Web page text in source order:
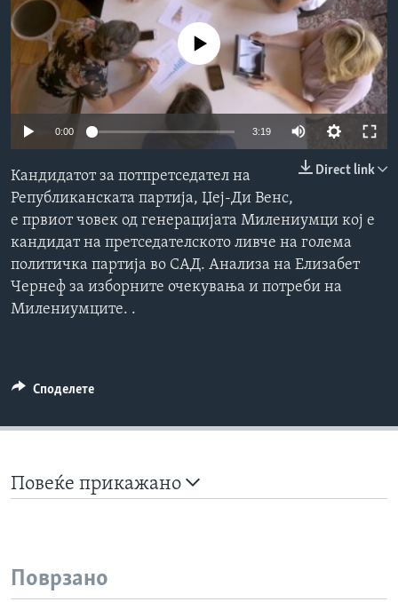
ИНТЕРВЈУА
Јазици
No media source currently available
0:00 3:19
Direct link
Кандидатот за потпретседател на
Републиканската партија, Џеј-Ди Венс,
е првиот човек од генерацијата Милениумци кој е
кандидат на претседателското ливче на голема
политичка партија во САД. Анализа на Елизабет
Чернеф за изборните очекувања и потреби на
Милениумците. .
Споделете
Повеќе прикажано
Поврзано